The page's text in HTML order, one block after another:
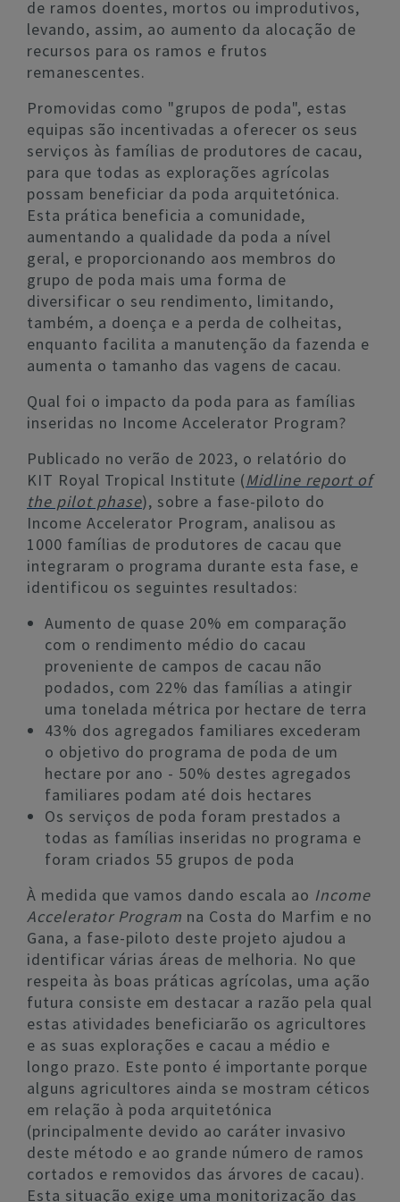
de ramos doentes, mortos ou improdutivos,
levando, assim, ao aumento da alocação de
recursos para os ramos e frutos
remanescentes.
Promovidas como "grupos de poda", estas
equipas são incentivadas a oferecer os seus
serviços às famílias de produtores de cacau,
para que todas as explorações agrícolas
possam beneficiar da poda arquitetónica.
Esta prática beneficia a comunidade,
aumentando a qualidade da poda a nível
geral, e proporcionando aos membros do
grupo de poda mais uma forma de
diversificar o seu rendimento, limitando,
também, a doença e a perda de colheitas,
enquanto facilita a manutenção da fazenda e
aumenta o tamanho das vagens de cacau.
Qual foi o impacto da poda para as famílias
inseridas no Income Accelerator Program?
Publicado no verão de 2023, o relatório do
KIT Royal Tropical Institute (Midline report of
the pilot phase), sobre a fase-piloto do
Income Accelerator Program, analisou as
1000 famílias de produtores de cacau que
integraram o programa durante esta fase, e
identificou os seguintes resultados:
Aumento de quase 20% em comparação
com o rendimento médio do cacau
proveniente de campos de cacau não
podados, com 22% das famílias a atingir
uma tonelada métrica por hectare de terra
43% dos agregados familiares excederam
o objetivo do programa de poda de um
hectare por ano - 50% destes agregados
familiares podam até dois hectares
Os serviços de poda foram prestados a
todas as famílias inseridas no programa e
foram criados 55 grupos de poda
À medida que vamos dando escala ao Income
Accelerator Program na Costa do Marfim e no
Gana, a fase-piloto deste projeto ajudou a
identificar várias áreas de melhoria. No que
respeita às boas práticas agrícolas, uma ação
futura consiste em destacar a razão pela qual
estas atividades beneficiarão os agricultores
e as suas explorações e cacau a médio e
longo prazo. Este ponto é importante porque
alguns agricultores ainda se mostram céticos
em relação à poda arquitetónica
(principalmente devido ao caráter invasivo
deste método e ao grande número de ramos
cortados e removidos das árvores de cacau).
Esta situação exige uma monitorização das